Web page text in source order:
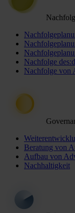
Nachfolge
Nachfolge von
Beratung von
Aufbau von
Nachhaltigkeit